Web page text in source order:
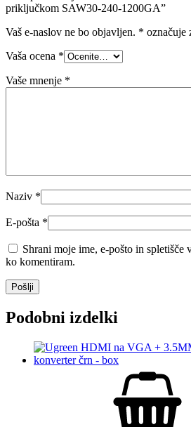
priključkom SAW30-240-1200GA”
Vaš e-naslov ne bo objavljen. * označuje
Vaša ocena *
Vaše mnenje *
Naziv *
E-pošta *
Shrani moje ime, e-pošto in spletišče
ko komentiram.
Podobni izdelki